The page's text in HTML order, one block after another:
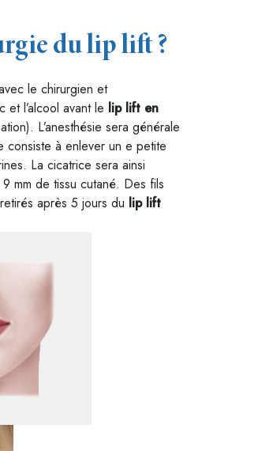
du lip lift ?
le chirurgien et
et l’alcool avant le lip lift en
L’anesthésie sera générale
consiste à enlever un e petite
La cicatrice sera ainsi
mm de tissu cutané. Des fils
après 5 jours du lip lift